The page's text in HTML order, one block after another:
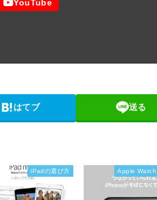
はてブ 送る
iPadの選び方 Apple